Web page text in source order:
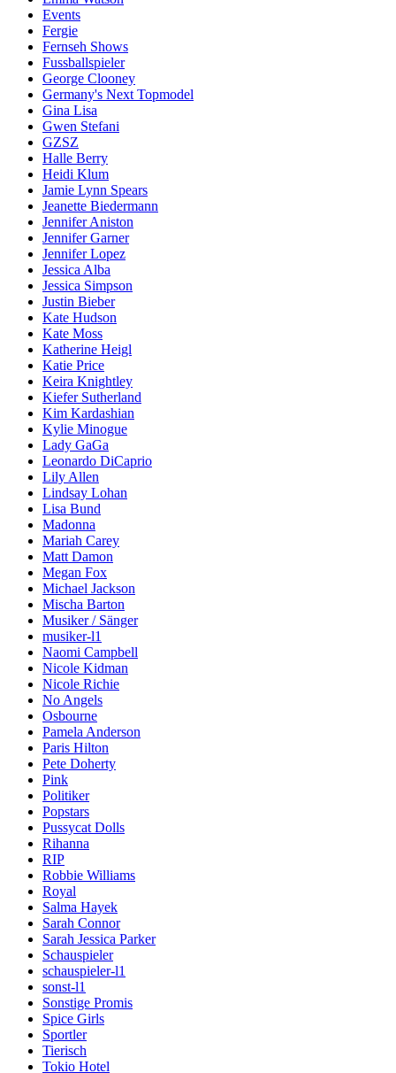
Events
Fergie
Fernseh Shows
Fussballspieler
George Clooney
Germany's Next Topmodel
Gina Lisa
Gwen Stefani
GZSZ
Halle Berry
Heidi Klum
Jamie Lynn Spears
Jeanette Biedermann
Jennifer Aniston
Jennifer Garner
Jennifer Lopez
Jessica Alba
Jessica Simpson
Justin Bieber
Kate Hudson
Kate Moss
Katherine Heigl
Katie Price
Keira Knightley
Kiefer Sutherland
Kim Kardashian
Kylie Minogue
Lady GaGa
Leonardo DiCaprio
Lily Allen
Lindsay Lohan
Lisa Bund
Madonna
Mariah Carey
Matt Damon
Megan Fox
Michael Jackson
Mischa Barton
Musiker / Sänger
musiker-l1
Naomi Campbell
Nicole Kidman
Nicole Richie
No Angels
Osbourne
Pamela Anderson
Paris Hilton
Pete Doherty
Pink
Politiker
Popstars
Pussycat Dolls
Rihanna
RIP
Robbie Williams
Royal
Salma Hayek
Sarah Connor
Sarah Jessica Parker
Schauspieler
schauspieler-l1
sonst-l1
Sonstige Promis
Spice Girls
Sportler
Tierisch
Tokio Hotel